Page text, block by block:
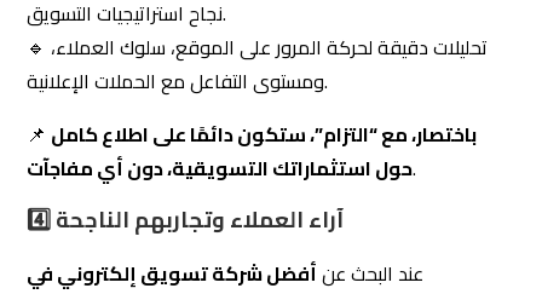
📌باختصار، مع “التزام”، ستكون دائمًا على اطلاع كامل
حول استثماراتك التسويقية، دون أي مفاجآت.
4️⃣ آراء العملاء وتجاربهم الناجحة
عند البحث عنأفضل شركة تسويق إلكتروني في
آراء العملاء
السابقة مع الشركة. الشركات التي حققت نجاحات مع عملائها
ستكون أكثر جدارة بالثقة.